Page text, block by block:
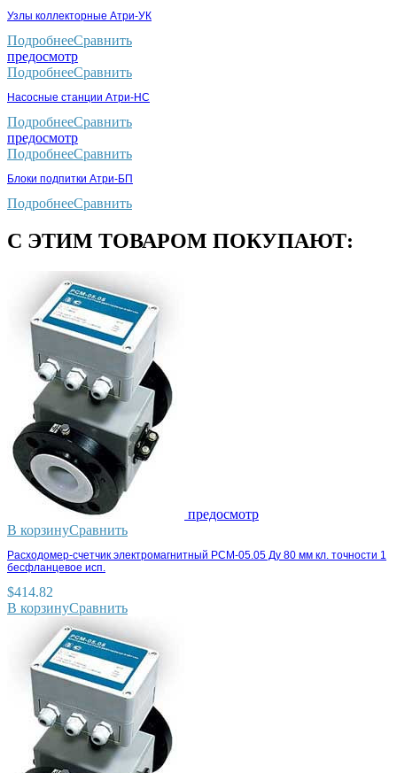
Узлы коллекторные Атри-УК
ПодробнееСравнить
предосмотр
ПодробнееСравнить
Насосные станции Атри-НС
ПодробнееСравнить
предосмотр
ПодробнееСравнить
Блоки подпитки Атри-БП
ПодробнееСравнить
С ЭТИМ ТОВАРОМ ПОКУПАЮТ:
предосмотр
В корзинуСравнить
Расходомер-счетчик электромагнитный РСМ-05.05 Ду 80 мм кл. точности 1
бесфланцевое исп.
$414.82
В корзинуСравнить